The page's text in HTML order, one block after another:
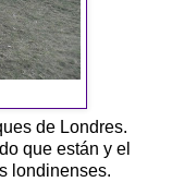
de Londres.
que están y el
londinenses.